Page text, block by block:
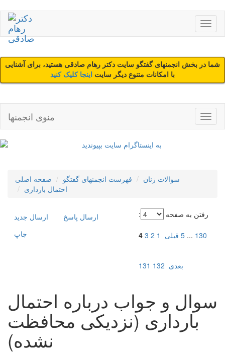
شما در بخش انجمنهای گفتگو سایت دکتر رهام صادقی هستید، برای آشنایی
با امکانات متنوع دیگر سایت اینجا کلیک کنید
منوی انجمنها
صفحه اصلی فهرست انجمنهای گفتگو
سوالات زنان
احتمال بارداری
ارسال جديد
ارسال پاسخ
چاپ
رفتن به صفحه :
قبلی 1
2
3
4 5 ... 130
131 132 بعدی
سوال و جواب درباره احتمال
بارداری (نزدیکی محافظت
نشده)